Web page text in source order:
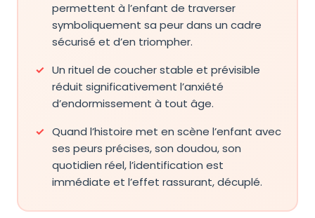
permettent à l’enfant de traverser
symboliquement sa peur dans un cadre
sécurisé et d’en triompher.
Un rituel de coucher stable et prévisible
réduit significativement l’anxiété
d’endormissement à tout âge.
Quand l’histoire met en scène l’enfant avec
ses peurs précises, son doudou, son
quotidien réel, l’identification est
immédiate et l’effet rassurant, décuplé.